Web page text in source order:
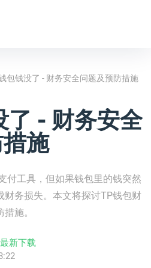
包钱没了 - 财务安全问题及预防措施
了 - 财务安全
施
付工具，但如果钱包里的钱突然
务损失。本文将探讨TP钱包财
施。
新下载